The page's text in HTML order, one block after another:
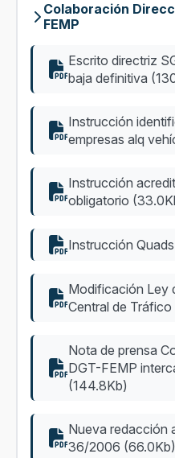
Colaboración
FEMP
Escrito directriz
baja definitiva
Instrucción
empresas alq
Instrucción
obligatorio
Instrucción
Modificación Ley
Central de
Nota de prensa
DGT-FEMP
(144.8Kb)
Nueva redacción
36/2006 (66.0Kb)